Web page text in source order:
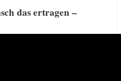
das ertragen –